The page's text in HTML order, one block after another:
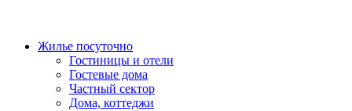
Жилье посуточно
Гостиницы и отели
Гостевые дома
Частный сектор
Дома, коттеджи